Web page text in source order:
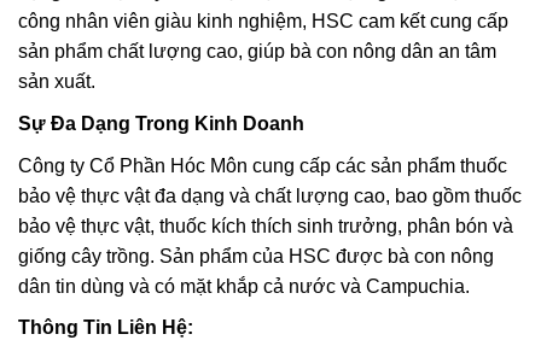
công nhân viên giàu kinh nghiệm, HSC cam kết cung cấp
sản phẩm chất lượng cao, giúp bà con nông dân an tâm
sản xuất.
Sự Đa Dạng Trong Kinh Doanh
Công ty Cổ Phần Hóc Môn cung cấp các sản phẩm thuốc
bảo vệ thực vật đa dạng và chất lượng cao, bao gồm thuốc
bảo vệ thực vật, thuốc kích thích sinh trưởng, phân bón và
giống cây trồng. Sản phẩm của HSC được bà con nông
dân tin dùng và có mặt khắp cả nước và Campuchia.
Thông Tin Liên Hệ: